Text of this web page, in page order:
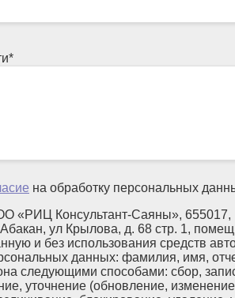
*
на обработку персональных
«РИЦ Консультант-Саяны», 655017,
Абакан, ул Крылова, д. 68 стр. 1,
и без использования средств
данных: фамилия, имя,
следующими способами: сбор,
уточнение (обновление,